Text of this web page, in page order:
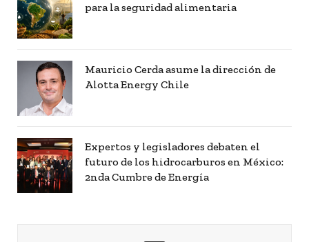
para la seguridad alimentaria
Mauricio Cerda asume la dirección de
Alotta Energy Chile
Expertos y legisladores debaten el
futuro de los hidrocarburos en México:
2nda Cumbre de Energía